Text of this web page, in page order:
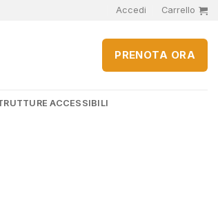
Accedi Carrello
PRENOTA ORA
ACCESSIBILI